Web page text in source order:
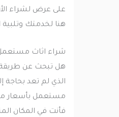
على عرض لشراء
هنا لخدمتك وتلبية
شراء اثاث مستعمل
هل تبحث عن طريقة
الذي لم تعد بحاجة
مستعمل بأسعار
فأنت في المكان